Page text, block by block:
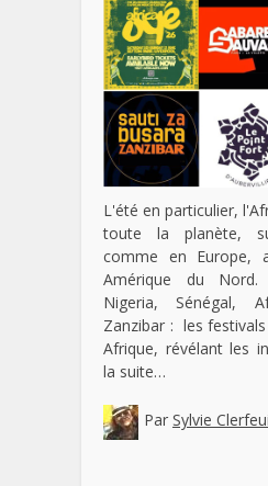
L'été en particulier,
toute la planète,
comme en Europe,
Amérique du Nord.
Nigeria, Sénégal,
Zanzibar : les
Afrique, révélant les
la suite…
Par Sylvie